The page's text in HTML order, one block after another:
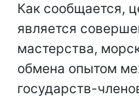
Как сообщается,
является
мастерства,
обмена опытом
государств-